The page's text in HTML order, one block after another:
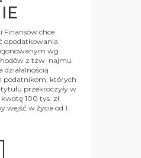
Finansów chce
opodatkowania
wg
z tzw. najmu
podatnikom, których
przekroczyły w
100 tys. zł.
wejść w życie od 1